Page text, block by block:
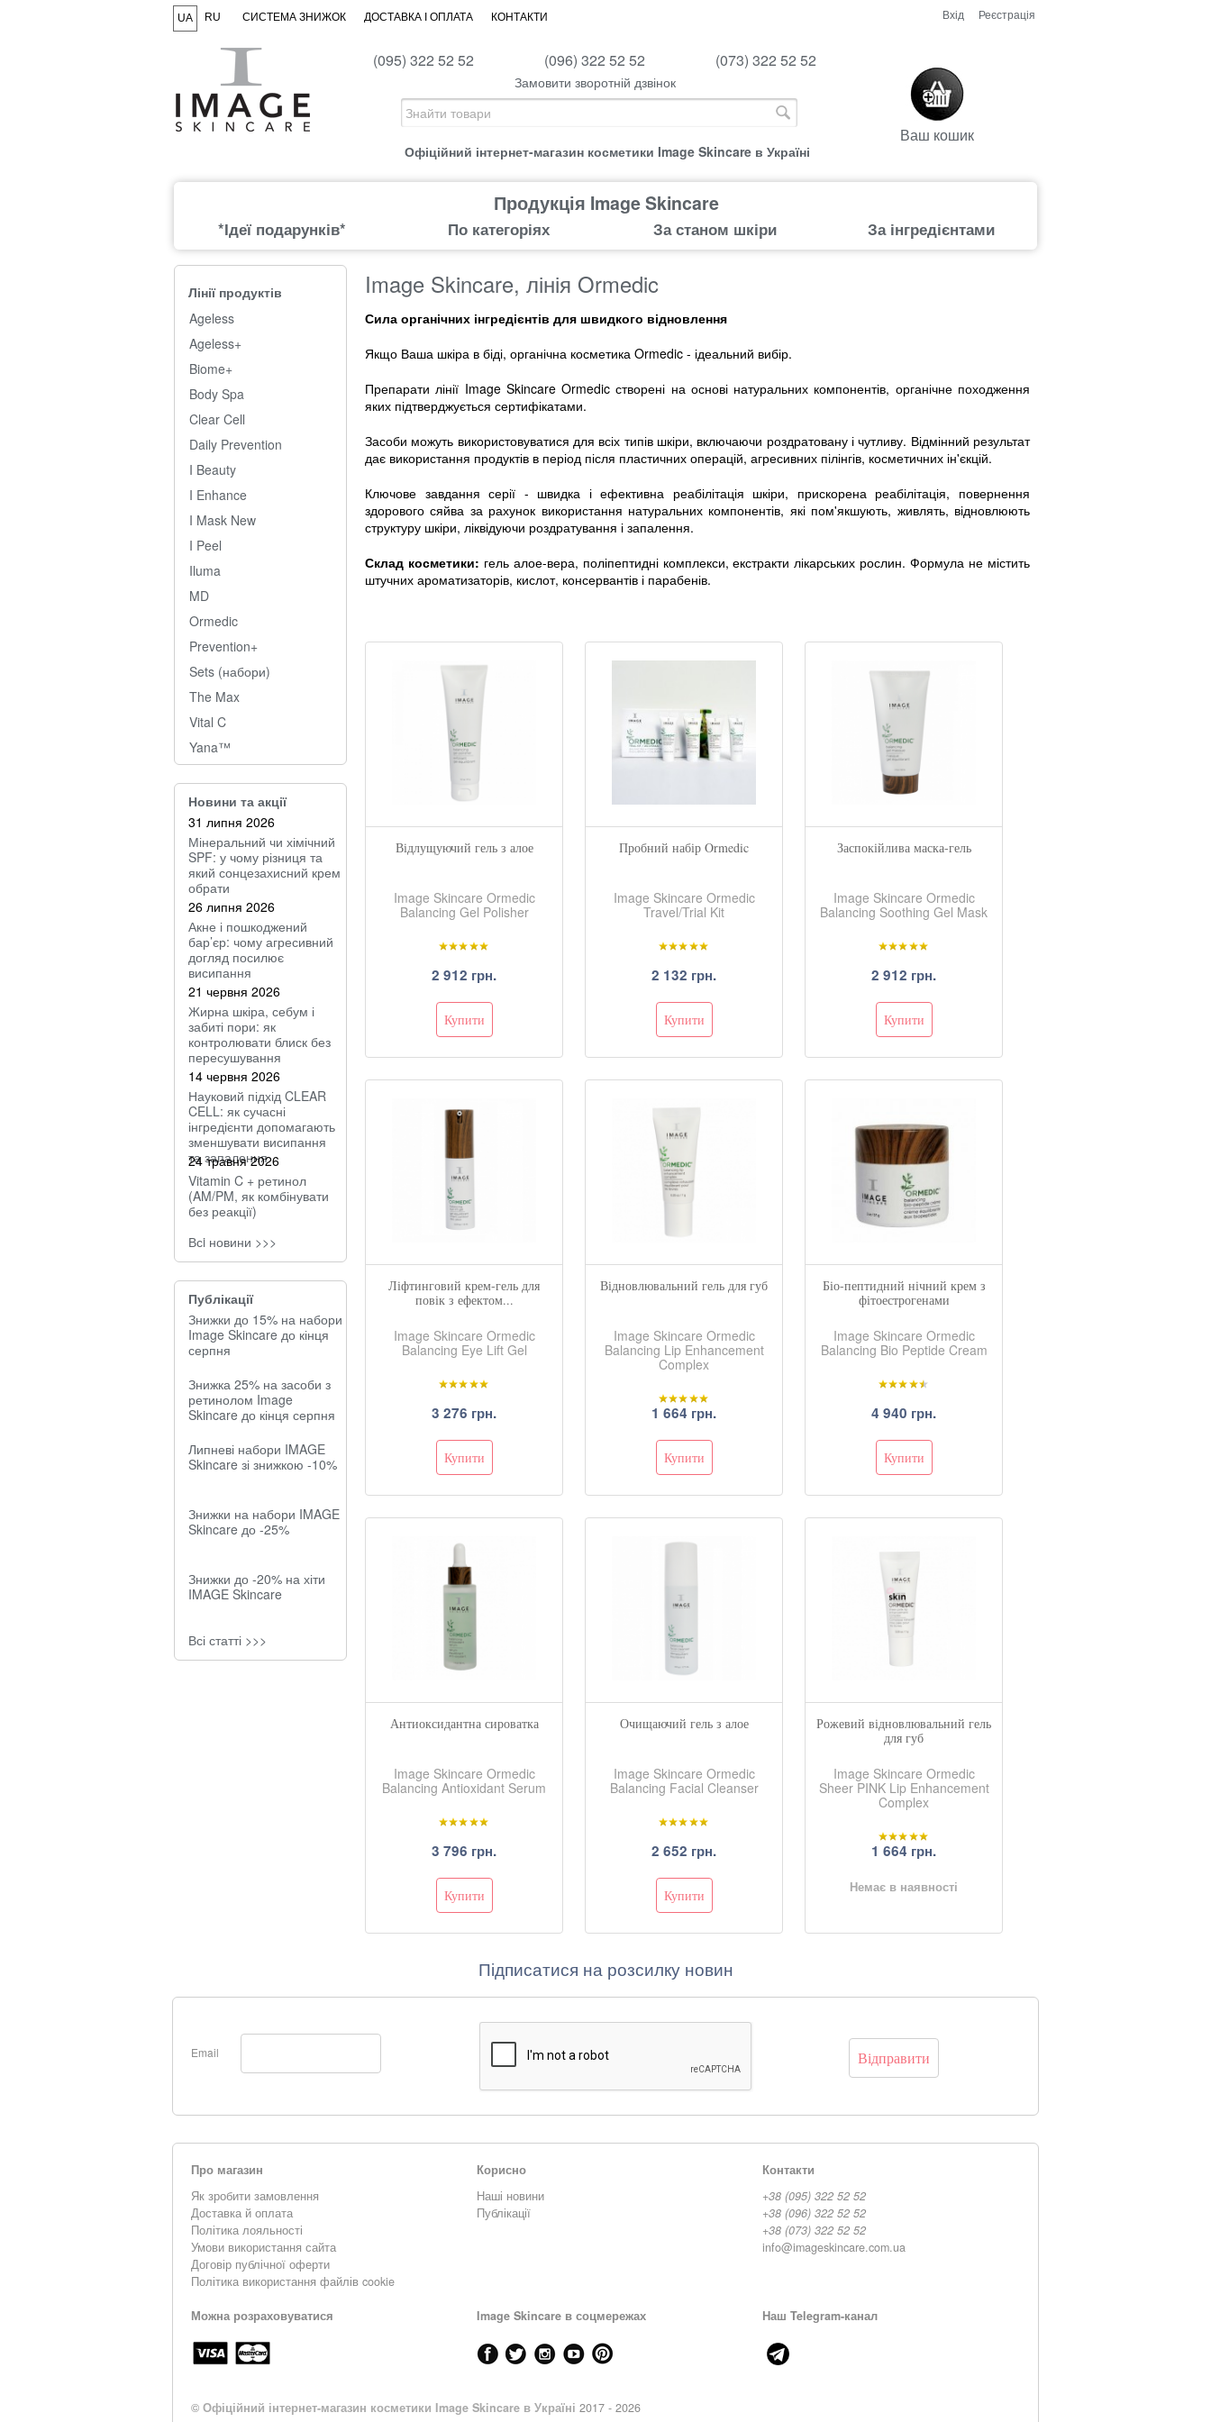
UA RU СИСТЕМА ЗНИЖОК ДОСТАВКА І ОПЛАТА КОНТАКТИ Вхід Реєстрація
Офіційний інтернет-магазин косметики Image Skincare в Україні
(095) 322 52 52 (096) 322 52 52 (073) 322 52 52
Замовити зворотній дзвінок
Ваш кошик
Продукція Image Skincare
*Ідеї подарунків* По категоріях За станом шкіри За інгредієнтами
Лінії продуктів
Ageless
Ageless+
Biome+
Body Spa
Clear Cell
Daily Prevention
I Beauty
I Enhance
I Mask New
I Peel
Iluma
MD
Ormedic
Prevention+
Sets (набори)
The Max
Vital C
Yana™
Новини та акції
31 липня 2026
Мінеральний чи хімічний
SPF: у чому різниця та
який сонцезахисний крем
обрати
26 липня 2026
Акне і пошкоджений
бар’єр: чому агресивний
догляд посилює
висипання
21 червня 2026
Жирна шкіра, себум і
забиті пори: як
контролювати блиск без
пересушування
14 червня 2026
Науковий підхід CLEAR
CELL: як сучасні
інгредієнти допомагають
зменшувати висипання
та запалення
24 травня 2026
Vitamin C + ретинол
(AM/PM, як комбінувати
без реакції)
Всi новини >>>
Публікації
Знижки до 15% на набори
Image Skincare до кінця
серпня
Знижка 25% на засоби з
ретинолом Image
Skincare до кінця серпня
Липневі набори IMAGE
Skincare зі знижкою -10%
Знижки на набори IMAGE
Skincare до -25%
Знижки до -20% на хіти
IMAGE Skincare
Всі статті >>>
Image Skincare, лінія Ormedic
Сила органічних інгредієнтів для швидкого відновлення
Якщо Ваша шкіра в біді, органічна косметика Ormedic - ідеальний вибір.
Препарати лінії Image Skincare Ormedic створені на основі натуральних компонентів, органічне походження
яких підтверджується сертифікатами.
Засоби можуть використовуватися для всіх типів шкіри, включаючи роздратовану і чутливу. Відмінний результат
дає використання продуктів в період після пластичних операцій, агресивних пілінгів, косметичних ін'єкцій.
Ключове завдання серії - швидка і ефективна реабілітація шкіри, прискорена реабілітація, повернення
здорового сяйва за рахунок використання натуральних компонентів, які пом'якшують, живлять, відновлюють
структуру шкіри, ліквідуючи роздратування і запалення.
Склад косметики: гель алое-вера, поліпептидні комплекси, екстракти лікарських рослин. Формула не містить
штучних ароматизаторів, кислот, консервантів і парабенів.
Відлущуючий гель з алое
Image Skincare Ormedic
Balancing Gel Polisher
2 912 грн.
Пробний набір Ormedic
Image Skincare Ormedic
Travel/Trial Kit
2 132 грн.
Заспокійлива маска-гель
Image Skincare Ormedic
Balancing Soothing Gel Mask
2 912 грн.
Ліфтинговий крем-гель для
повік з ефектом...
Image Skincare Ormedic
Balancing Eye Lift Gel
3 276 грн.
Відновлювальний гель для губ
Image Skincare Ormedic
Balancing Lip Enhancement
Complex
1 664 грн.
Біо-пептидний нічний крем з
фітоестрогенами
Image Skincare Ormedic
Balancing Bio Peptide Cream
4 940 грн.
Антиоксидантна сироватка
Image Skincare Ormedic
Balancing Antioxidant Serum
3 796 грн.
Очищаючий гель з алое
Image Skincare Ormedic
Balancing Facial Cleanser
2 652 грн.
Рожевий відновлювальний гель
для губ
Image Skincare Ormedic
Sheer PINK Lip Enhancement
Complex
1 664 грн.
Немає в наявності
Підписатися на розсилку новин
Email
Про магазин
Як зробити замовлення
Доставка й оплата
Політика лояльності
Умови використання сайта
Договір публічної оферти
Політика використання файлів cookie
Корисно
Наші новини
Публікації
Контакти
+38 (095) 322 52 52
+38 (096) 322 52 52
+38 (073) 322 52 52
info@imageskincare.com.ua
Можна розраховуватися Image Skincare в соцмережах Наш Telegram-канал
© Офіційний інтернет-магазин косметики Image Skincare в Україні 2017 - 2026